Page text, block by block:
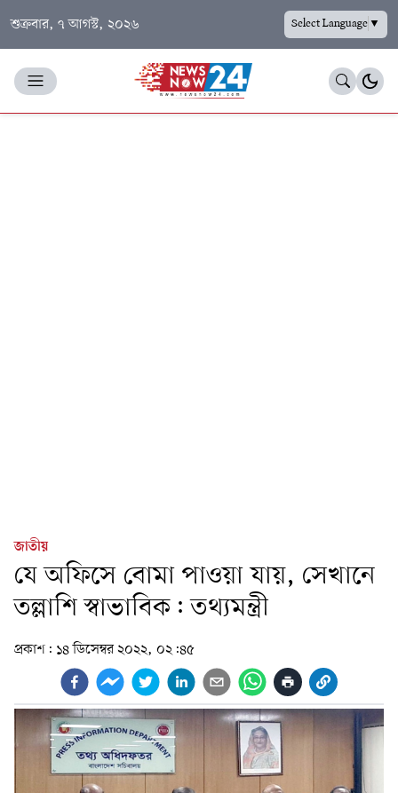
শুক্রবার, ৭ আগস্ট, ২০২৬ Select Language▼
জাতীয়
যে অফিসে বোমা পাওয়া যায়, সেখানে
তল্লাশি স্বাভাবিক: তথ্যমন্ত্রী
প্রকাশ: ১৪ ডিসেম্বর ২০২২, ০২:৪৫